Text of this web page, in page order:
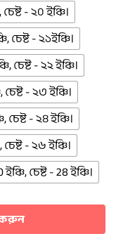
- ২০ ইঞ্চি।
চেষ্ট - ২১ইঞ্চি।
চেষ্ট - ২২ ইঞ্চি।
- ২৩ ইঞ্চি।
- ২৪ ইঞ্চি।
- ২৬ ইঞ্চি।
চেষ্ট - 28 ইঞ্চি।
করুন